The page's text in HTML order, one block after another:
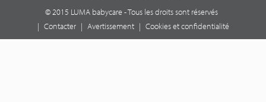
© 2015 LUMA babycare - Tous les droits sont réservés
| Contacter | Avertissement | Cookies et confidentialité